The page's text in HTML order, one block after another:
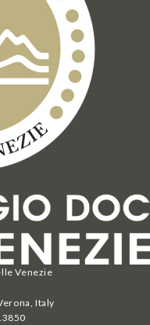
Venezie
Italy